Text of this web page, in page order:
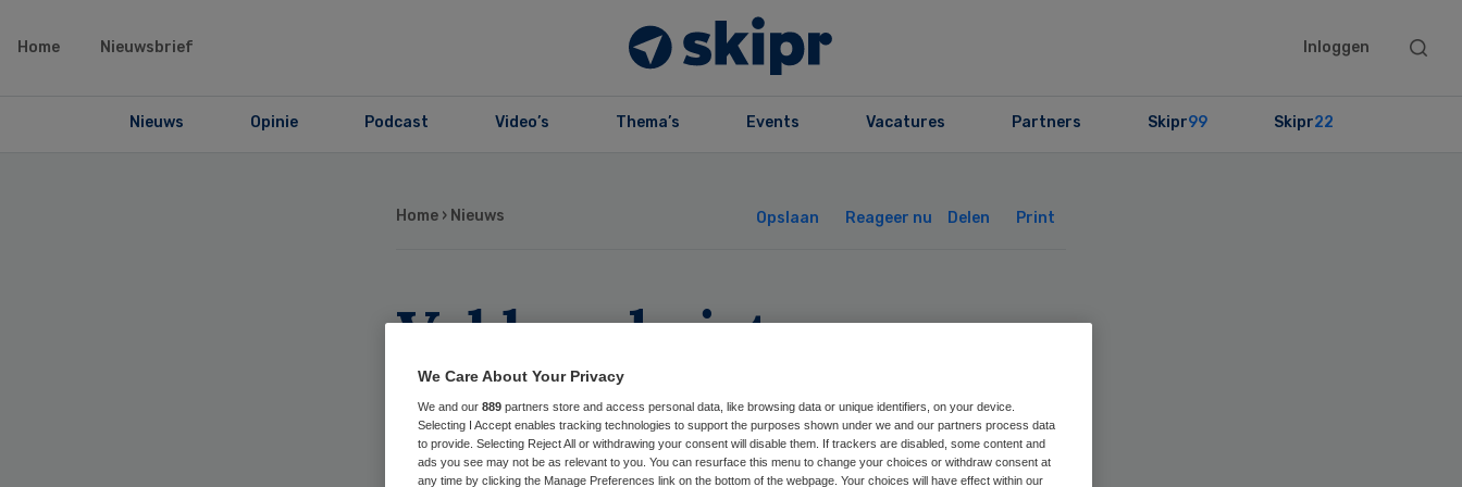
Home Nieuwsbrief Inloggen
Search
Nieuws Opinie Podcast Video’s Thema’s Events Vacatures Partners Skipr99 Skipr22
Home › Nieuws Opslaan Reageer nu Delen Print
Vakbond eist
duidelijkheid van
Careyn Zuwe Aveant
We Care About Your Privacy
We and our 889 partners store and access personal data, like browsing data or unique identifiers, on your device.
Selecting I Accept enables tracking technologies to support the purposes shown under we and our partners process data
to provide. Selecting Reject All or withdrawing your consent will disable them. If trackers are disabled, some content and
ads you see may not be as relevant to you. You can resurface this menu to change your choices or withdraw consent at
any time by clicking the Manage Preferences link on the bottom of the webpage. Your choices will have effect within our